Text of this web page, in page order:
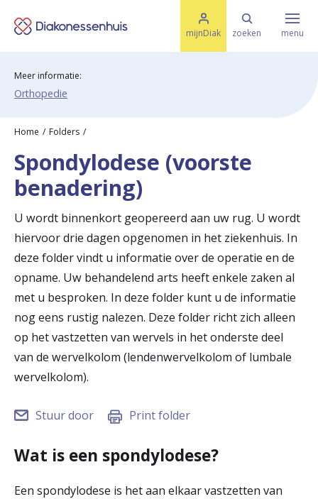
mijnDiak zoeken
M
e
menu
Specialismen & Afdelingen
Ziektes & Aandoeningen
Uw bezoek
Spoed
Translate
Werken & Leren bij
Zorgverleners
Meer informatie:
Orthopedie
Home Folders
Spondylodese (voorste
benadering)
U wordt binnenkort geopereerd aan uw rug. U wordt
hiervoor drie dagen opgenomen in het ziekenhuis. In
deze folder vindt u informatie over de operatie en de
opname. Uw behandelend arts heeft enkele zaken al
met u besproken. In deze folder kunt u de informatie
nog eens rustig nalezen. Deze folder richt zich alleen
op het vastzetten van wervels in het onderste deel
van de wervelkolom (lendenwervelkolom of lumbale
wervelkolom).
Stuur door Print folder
Wat is een spondylodese?
Een spondylodese is het aan elkaar vastzetten van